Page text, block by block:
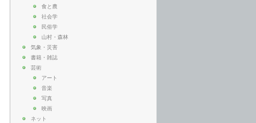
食と農
社会学
民俗学
山村・森林
気象・災害
書籍・雑誌
芸術
アート
音楽
写真
映画
ネット